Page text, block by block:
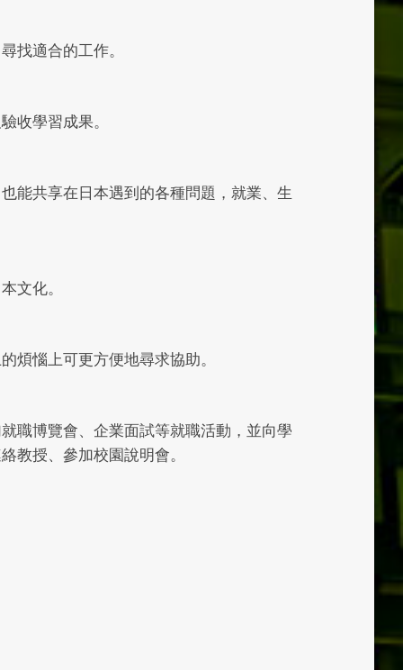
找適合的工作。
收學習成果。
能共享在日本遇到的各種問題，就業、生
文化。
煩惱上可更方便地尋求協助。
職博覽會、企業面試等就職活動，並向學
教授、參加校園說明會。